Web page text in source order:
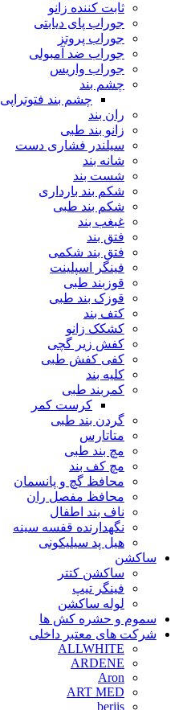
ثابت کننده زانو
جوراب پای دیابتی
جوراب پروتز
جوراب ضد آمبولی
جوراب واریس
چشم بند
چشم بند فتوتراپی
ران بند
زانو بند طبی
سیلندر فشاری دست
شانه بند
شست بند
شکم بند بارداری
شکم بند طبی
غبغب بند
فتق بند
فتق بند شکمی
فینگر اسپلینت
قوزبند طبی
قوزک بند طبی
کتف بند
کشکک زانو
کفش زیر گچی
کفی کفش طبی
کلیه بند
کمربند طبی
کرست کمر
گردن بند طبی
متاتارس
مچ بند طبی
مچ کف بند
محافظ گچ و پانسمان
محافظ مفصل ران
ناف بند اطفال
نگهدارنده قفسه سینه
هیل پد سیلیکونی
ساکشن
ساکشن کتتر
فینگر تیپ
لوله ساکشن
سموم و حشره کش ها
شرکت های معتبر داخلی
ALLWHITE
ARDENE
Aron
ART MED
berjis